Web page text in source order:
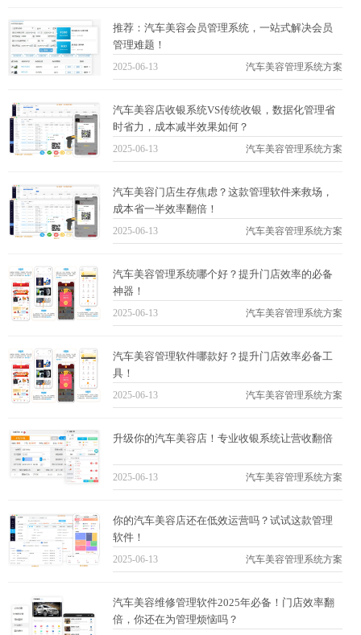
推荐：汽车美容会员管理系统，一站式解决会员
管理难题！
2025-06-13
汽车美容管理系统方案
汽车美容店收银系统VS传统收银，数据化管理省
时省力，成本减半效果如何？
2025-06-13
汽车美容管理系统方案
汽车美容门店生存焦虑？这款管理软件来救场，
成本省一半效率翻倍！
2025-06-13
汽车美容管理系统方案
汽车美容管理系统哪个好？提升门店效率的必备
神器！
2025-06-13
汽车美容管理系统方案
汽车美容管理软件哪款好？提升门店效率必备工
具！
2025-06-13
汽车美容管理系统方案
升级你的汽车美容店！专业收银系统让营收翻倍
2025-06-13 汽车美容管理系统方案
你的汽车美容店还在低效运营吗？试试这款管理
软件！
2025-06-13
汽车美容管理系统方案
汽车美容维修管理软件2025年必备！门店效率翻
倍，你还在为管理烦恼吗？